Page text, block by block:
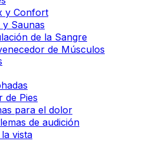
y Confort
y Saunas
de la Sangre
de Músculos
de Pies
para el dolor
de audición
vista